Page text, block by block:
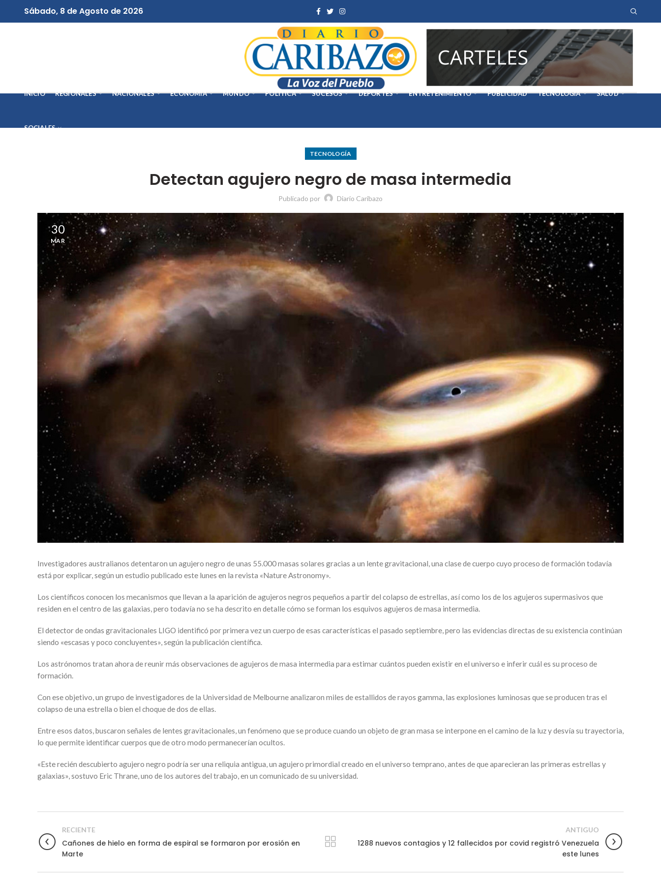
Sábado, 8 de Agosto de 2026
INICIO REGIONALES NACIONALES ECONOMÍA MUNDO POLÍTICA SUCESOS DEPORTES ENTRETENIMIENTO PUBLICIDAD TECNOLOGÍA SALUD
SOCIALES
TECNOLOGÍA
Detectan agujero negro de masa intermedia
Publicado por Diario Caribazo
30
MAR
Investigadores australianos detentaron un agujero negro de unas 55.000 masas solares gracias a un lente gravitacional, una clase de cuerpo cuyo proceso de formación todavía
está por explicar, según un estudio publicado este lunes en la revista «Nature Astronomy».
Los científicos conocen los mecanismos que llevan a la aparición de agujeros negros pequeños a partir del colapso de estrellas, así como los de los agujeros supermasivos que
residen en el centro de las galaxias, pero todavía no se ha descrito en detalle cómo se forman los esquivos agujeros de masa intermedia.
El detector de ondas gravitacionales LIGO identificó por primera vez un cuerpo de esas características el pasado septiembre, pero las evidencias directas de su existencia continúan
siendo «escasas y poco concluyentes», según la publicación científica.
Los astrónomos tratan ahora de reunir más observaciones de agujeros de masa intermedia para estimar cuántos pueden existir en el universo e inferir cuál es su proceso de
formación.
Con ese objetivo, un grupo de investigadores de la Universidad de Melbourne analizaron miles de estallidos de rayos gamma, las explosiones luminosas que se producen tras el
colapso de una estrella o bien el choque de dos de ellas.
Entre esos datos, buscaron señales de lentes gravitacionales, un fenómeno que se produce cuando un objeto de gran masa se interpone en el camino de la luz y desvía su trayectoria,
lo que permite identificar cuerpos que de otro modo permanecerían ocultos.
«Este recién descubierto agujero negro podría ser una reliquia antigua, un agujero primordial creado en el universo temprano, antes de que aparecieran las primeras estrellas y
galaxias», sostuvo Eric Thrane, uno de los autores del trabajo, en un comunicado de su universidad.
RECIENTE
Cañones de hielo en forma de espiral se formaron por erosión en
Marte
ANTIGUO
1288 nuevos contagios y 12 fallecidos por covid registró Venezuela
este lunes